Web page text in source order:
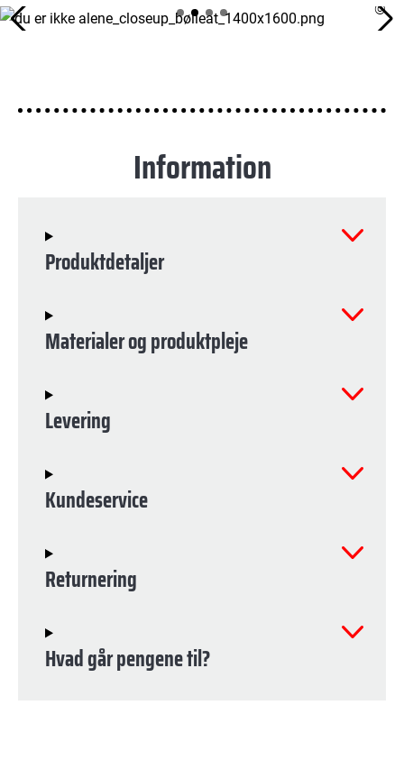
©
Information
Produktdetaljer
Materialer og produktpleje
Levering
Kundeservice
Returnering
Hvad går pengene til?